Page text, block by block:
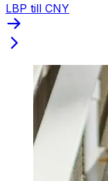
LBP till CNY